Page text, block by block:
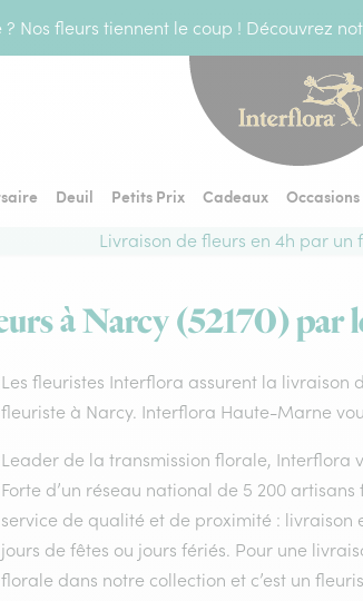
? Nos fleurs tiennent le coup ! Découvrez
Deuil Petits Prix Cadeaux Occasions
Livraison de fleurs en 4h par un
à Narcy (52170) par
Les fleuristes Interflora assurent la livraison
fleuriste à Narcy. Interflora Haute-Marne
Leader de la transmission florale, Interflora
Forte d’un réseau national de 5 200
service de qualité et de proximité : livraison
jours de fêtes ou jours fériés. Pour une
florale dans notre collection et c’est un